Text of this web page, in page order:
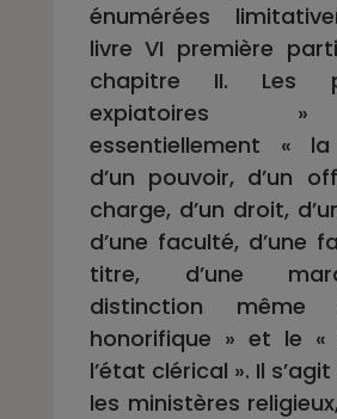
énumérées
livre VI première
chapitre II. Les
expiatoires
essentiellement «
d’un pouvoir, d’un
charge, d’un droit,
d’une faculté, d’une
titre, d’une
distinction même
honorifique » et le «
l’état clérical ». Il
les ministères